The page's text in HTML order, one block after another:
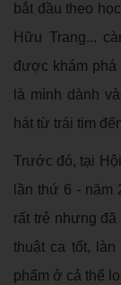
bắt đầu theo
Hữu Trang...
được khám phá
là mình dành
hát từ trái tim
Trước đó, tại
lần thứ 6 - năm
rất trẻ nhưng
thuật ca tốt,
phẩm ở cả thể